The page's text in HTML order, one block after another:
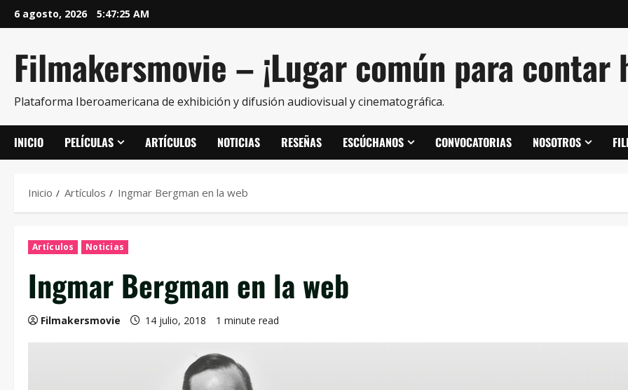
6 agosto, 2026 5:47:27 AM
Filmakersmovie – ¡Lugar común para
Plataforma Iberoamericana de exhibición y difusión audiovisual y cinematográfica.
INICIO PELÍCULAS ARTÍCULOS NOTICIAS RESEÑAS ESCÚCHANOS CONVOCATORIAS NOSOTROS
Inicio Artículos Ingmar Bergman en la web
Artículos Noticias
Ingmar Bergman en la web
Filmakersmovie 14 julio, 2018 1 minute read